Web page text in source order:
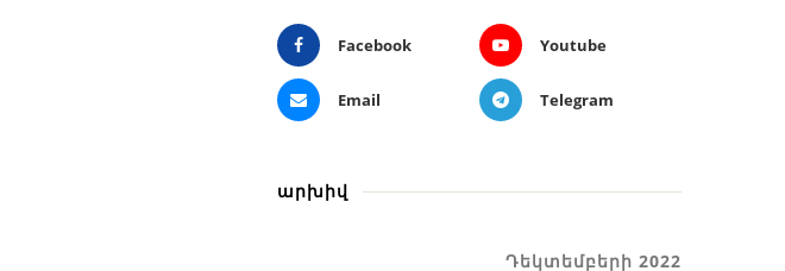
Facebook Youtube
Email Telegram
արխիվ
Դեկտեմբերի 2022